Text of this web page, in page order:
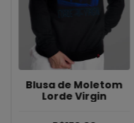
Blusa de Moletom
Lorde Virgin